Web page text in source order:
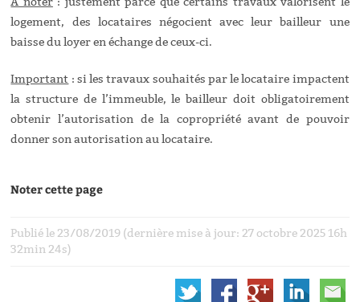
logement, des locataires négocient avec leur bailleur une
baisse du loyer en échange de ceux-ci.
Important : si les travaux souhaités par le locataire impactent
la structure de l’immeuble, le bailleur doit obligatoirement
obtenir l’autorisation de la copropriété avant de pouvoir
donner son autorisation au locataire.
Noter cette page
Publié le 23/08/2019 (dernière mise à jour: 27 octobre 2025 16h
32min 24s)